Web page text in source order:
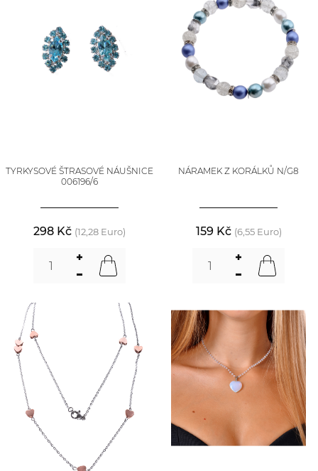
TYRKYSOVÉ ŠTRASOVÉ NÁUŠNICE
006196/6
298 Kč (12,28 Euro)
NÁRAMEK Z KORÁLKŮ N/G8
159 Kč (6,55 Euro)